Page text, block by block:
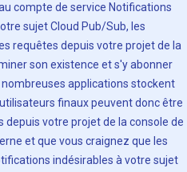
compte de service Notifications
sujet Cloud Pub/Sub, les
requêtes depuis votre projet de la
son existence et s'y abonner
applications stockent
finaux peuvent donc être
votre projet de la console de
et que vous craignez que les
indésirables à votre sujet